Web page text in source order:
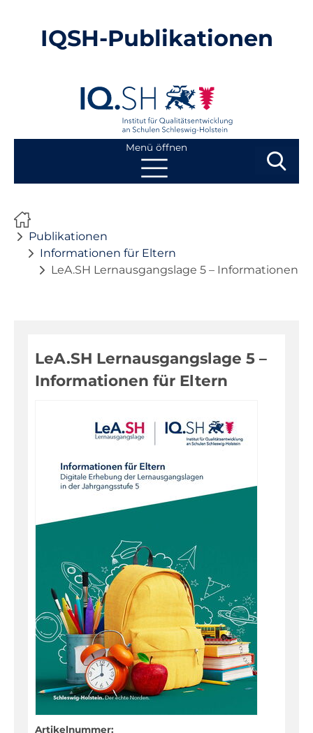
IQSH-Publikationen
Menü öffnen
Publikationen
Evaluationen, Bildungsmonitoring
Fortbildungen
Inklusion, Sonderpädagogik
Über das IQSH
Unterrichts-, Personal-, Schulentwicklung
Warenkorb
Kontakt
Fachportal
Publikationen
Informationen für Eltern
LeA.SH Lernausgangslage 5 – Informationen
LeA.SH Lernausgangslage 5 –
Informationen für Eltern
Artikelnummer: